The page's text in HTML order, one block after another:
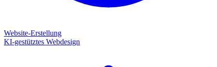
Website-Erstellung
KI-gestütztes Webdesign